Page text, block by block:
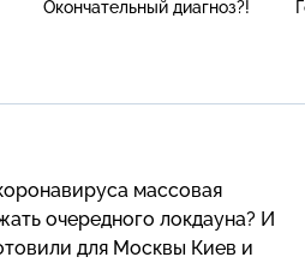
Окончательный диагноз?!
массовая
очередного локдауна? И
для Москвы Киев и